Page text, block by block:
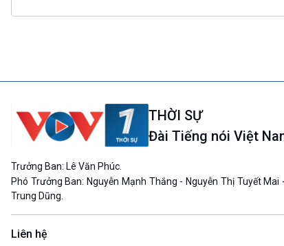
THỜI SỰ
Đài Tiếng nói Việt
Trưởng Ban: Lê Văn Phúc.
Phó Trưởng Ban: Nguyễn Mạnh Thắng - Nguyễn Thị Tuyết Mai
Trung Dũng.
Liên hệ